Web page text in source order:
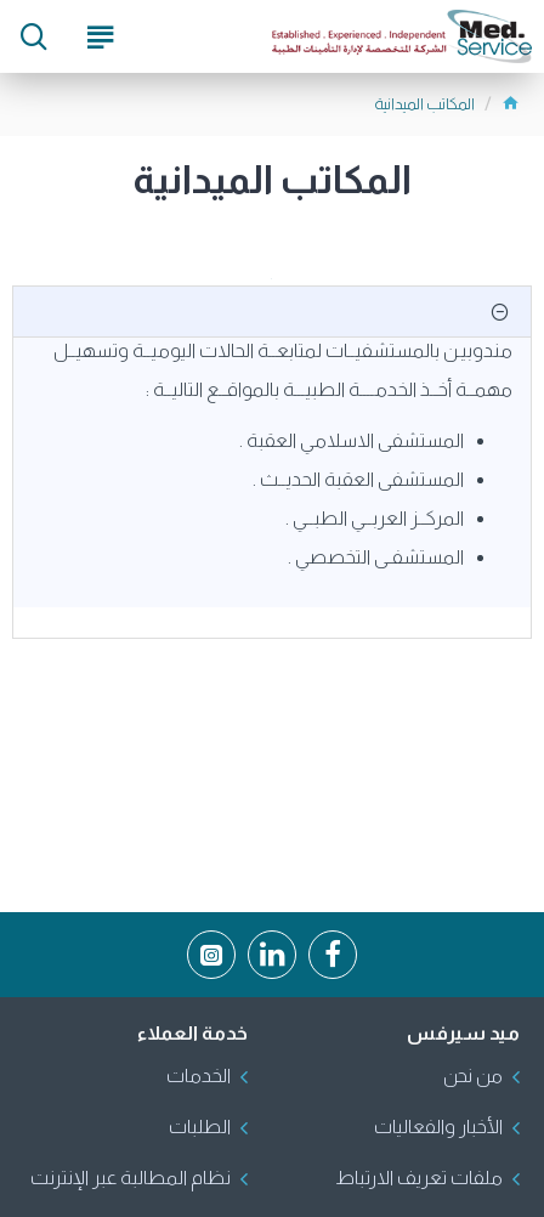
المكاتب الميدانية
المكاتب الميدانية
مندوبيـن بالمستشفيــات لمتابعــة الحالات اليوميــة وتسهيــل
مهمــة أخــذ الخدمــــة الطبيـــة بالمواقــع التاليــة :
المستشفى الاسلامي العقبة .
المستشفى العقبة الحديــث .
المركــز العربــي الطبــي .
المستشفـى التخصصي .
ميد سيرفس
من نحن
الأخبار والفعاليات
ملفات تعريف الارتباط
خدمة العملاء
الخدمات
الطلبات
نظام المطالبة عبر الإنترنت